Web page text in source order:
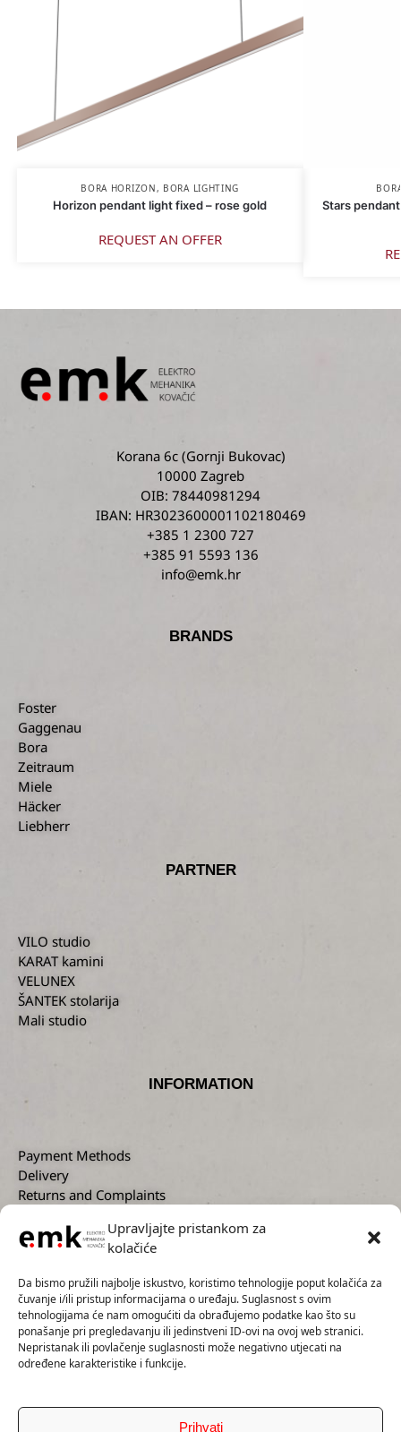
Upravljajte pristankom za
kolačiće
Da bismo pružili najbolje iskustvo, koristimo tehnologije poput kolačića za
čuvanje i/ili pristup informacijama o uređaju. Suglasnost s ovim
tehnologijama će nam omogućiti da obrađujemo podatke kao što su
ponašanje pri pregledavanju ili jedinstveni ID-ovi na ovoj web stranici.
Nepristanak ili povlačenje suglasnosti može negativno utjecati na
određene karakteristike i funkcije.
Prihvati
BORA HORIZON, BORA LIGHTING
Horizon pendant light fixed – rose gold
REQUEST AN OFFER
Stars
Korana 6c(Gornji Bukovac)
10000 Zagreb
OIB: 78440981294
IBAN: HR3023600001102180469
+385 1 2300 727
+385 91 5593 136
info@emk.hr
BRANDS
Foster
Gaggenau
Bora
Zeitraum
Miele
Häcker
Liebherr
PARTNER
VILO studio
KARAT kamini
VELUNEX
ŠANTEK stolarija
Mali studio
INFORMATION
Payment Methods
Delivery
Returns and Complaints
CUSTOMER SUPPORT
+385 1 2300 727
+385 91 5593 136
servis@emk.hr